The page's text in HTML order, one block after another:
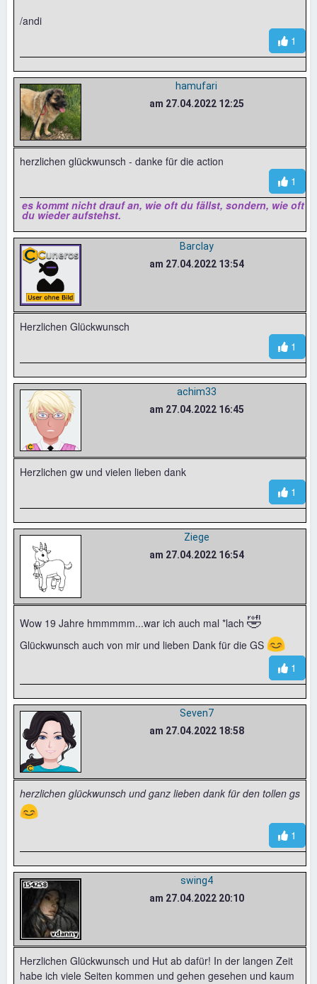
/andi
1
hamufari
am 27.04.2022 12:25
herzlichen glückwunsch - danke für die action
1
es kommt nicht drauf an, wie oft du fällst, sondern, wie oft
du wieder aufstehst.
Barclay
am 27.04.2022 13:54
Herzlichen Glückwunsch
1
achim33
am 27.04.2022 16:45
Herzlichen gw und vielen lieben dank
1
Ziege
am 27.04.2022 16:54
Wow 19 Jahre hmmmmm...war ich auch mal *lach 🤣
Glückwunsch auch von mir und lieben Dank für die GS 😊
1
Seven7
am 27.04.2022 18:58
herzlichen glückwunsch und ganz lieben dank für den tollen gs
😊
1
swing4
am 27.04.2022 20:10
Herzlichen Glückwunsch und Hut ab dafür! In der langen Zeit
habe ich viele Seiten kommen und gehen gesehen und kaum